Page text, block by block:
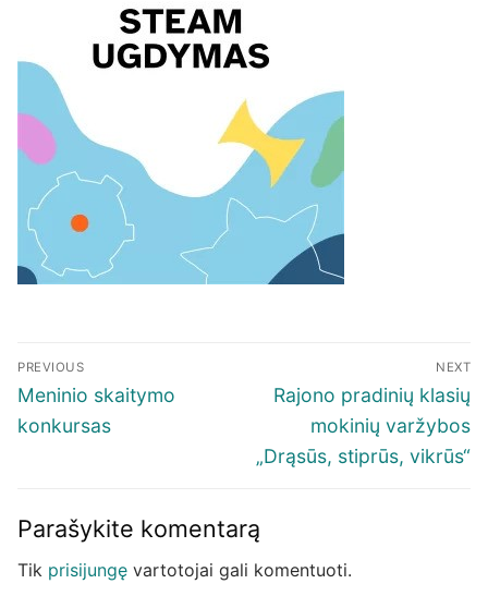
Navigacija
tarp
įrašų
PREVIOUS
Previous
post:
Meninio skaitymo
konkursas
NEXT
Next
post:
Rajono pradinių klasių
mokinių varžybos
„Drąsūs, stiprūs, vikrūs“
Parašykite komentarą
Tik prisijungę vartotojai gali komentuoti.